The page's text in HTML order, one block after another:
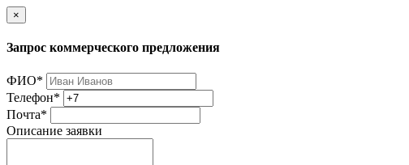
×
Запрос коммерческого предложения
ФИО*
Телефон*
Почта*
Описание заявки